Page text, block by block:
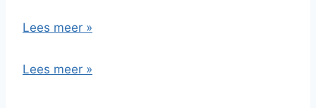
Lees meer »
Lees meer »